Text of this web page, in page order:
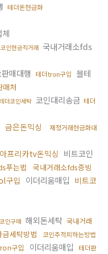
테더돈현금화
코인현금직거래 국내거래소fds
매대행 테더tron구입
블테
처
더코인세탁 코인대리송금 테더
금은돈믹싱
재정거래현금화대
아프리카tv돈믹싱 비트코인
푸는법 국내거래소fds증빙
구입 이더리움매입 비트코
인구매 해외돈세탁 국내거래
금세탁방법 코인추적피하는방법
구입 이더리움매입
테더판